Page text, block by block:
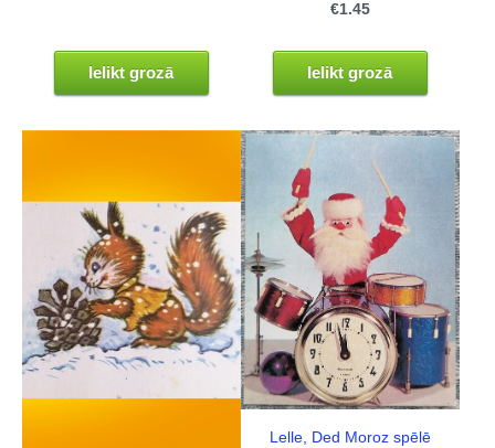
Ielikt grozā
€1.45
Ielikt grozā
Lelle, Ded Moroz spēlē